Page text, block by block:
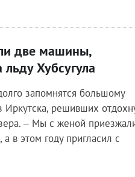
две машины,
Хубсугула
запомнятся большому
Иркутска, решивших
– Мы с женой
а в этом году пригласил с